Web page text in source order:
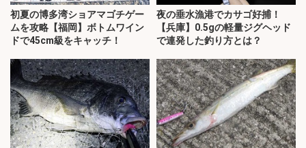
初夏の博多湾ショアマゴチゲー
ムを攻略【福岡】ボトムワイン
ドで45cm級をキャッチ！
夜の垂水漁港でカサゴ好捕！
【兵庫】0.5gの軽量ジグヘッド
で連発した釣り方とは？